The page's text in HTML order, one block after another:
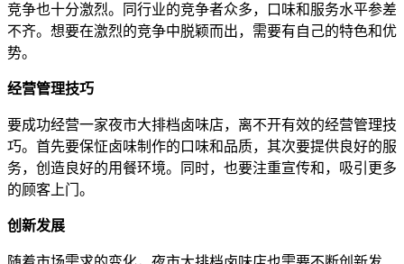
竞争也十分激烈。同行业的竞争者众多，口味和服务水平参差
不齐。想要在激烈的竞争中脱颖而出，需要有自己的特色和优
势。
经营管理技巧
要成功经营一家夜市大排档卤味店，离不开有效的经营管理技
巧。首先要保怔卤味制作的口味和品质，其次要提供良好的服
务，创造良好的用餐环境。同时，也要注重宣传和，吸引更多
的顾客上门。
创新发展